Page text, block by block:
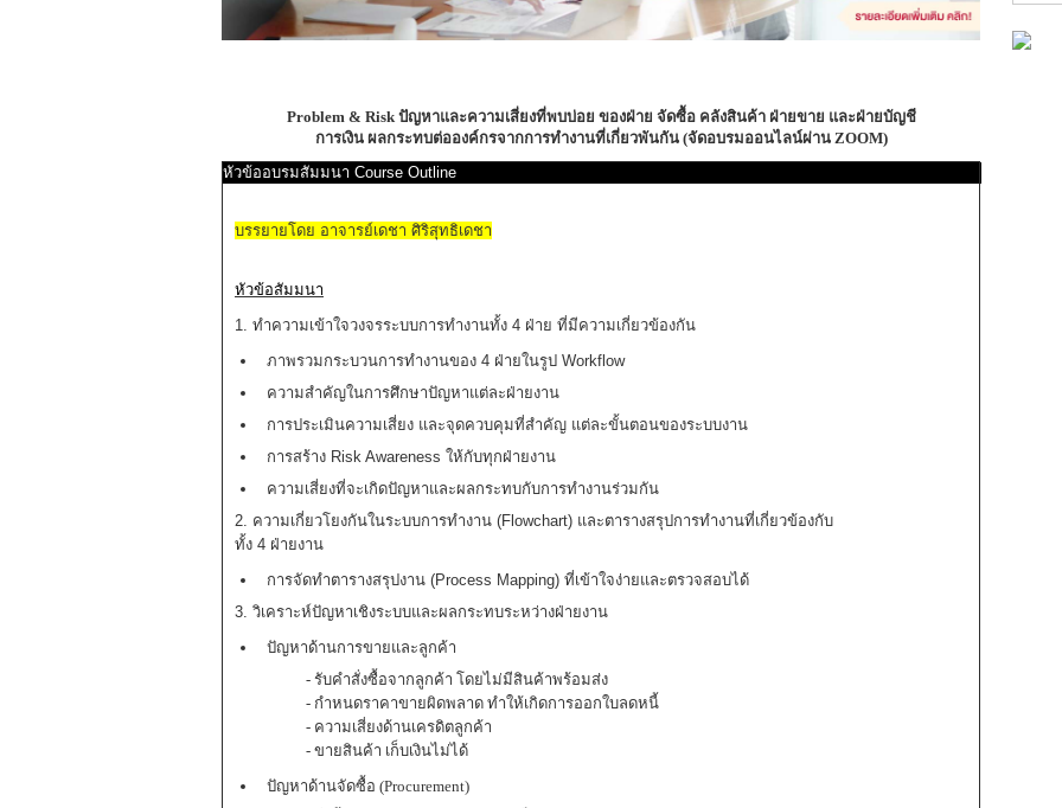
Problem & Risk ปัญหาและความเสี่ยงที่พบบ่อย ของฝ่าย จัดซื้อ คลังสินค้า ฝ่ายขาย และฝ่ายบัญชี
การเงิน ผลกระทบต่อองค์กรจากการทำงานที่เกี่ยวพันกัน (จัดอบรมออนไลน์ผ่าน ZOOM)
หัวข้ออบรมสัมมนา Course Outline
บรรยายโดย อาจารย์เดชา ศิริสุทธิเดชา
หัวข้อสัมมนา
1. ทำความเข้าใจวงจรระบบการทำงานทั้ง 4 ฝ่าย ที่มีความเกี่ยวข้องกัน
ภาพรวมกระบวนการทำงานของ 4 ฝ่ายในรูป Workflow
ความสำคัญในการศึกษาปัญหาแต่ละฝ่ายงาน
การประเมินความเสี่ยง และจุดควบคุมที่สำคัญ แต่ละขั้นตอนของระบบงาน
การสร้าง Risk Awareness ให้กับทุกฝ่ายงาน
ความเสี่ยงที่จะเกิดปัญหาและผลกระทบกับการทำงานร่วมกัน
2. ความเกี่ยวโยงกันในระบบการทำงาน (Flowchart) และตารางสรุปการทำงานที่เกี่ยวข้องกับ
ทั้ง 4 ฝ่ายงาน
การจัดทำตารางสรุปงาน (Process Mapping) ที่เข้าใจง่ายและตรวจสอบได้
3. วิเคราะห์ปัญหาเชิงระบบและผลกระทบระหว่างฝ่ายงาน
ปัญหาด้านการขายและลูกค้า
- รับคำสั่งซื้อจากลูกค้า โดยไม่มีสินค้าพร้อมส่ง
- กำหนดราคาขายผิดพลาด ทำให้เกิดการออกใบลดหนี้
- ความเสี่ยงด้านเครดิตลูกค้า
- ขายสินค้า เก็บเงินไม่ได้
ปัญหาด้านจัดซื้อ (Procurement)